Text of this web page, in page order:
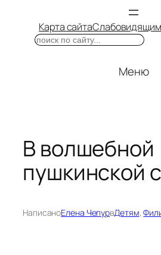
Карта сайтаСлабовидящим
Поиск
Меню
В волшебной
пушкинской
НаписаноЕлена ЧепурвДетям,